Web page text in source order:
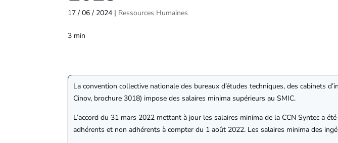
17 / 06 / 2024 | Ressources Humaines
3 min
La convention collective nationale des bureaux d’études techniques, des cabinets
Cinov, brochure 3018) impose des salaires minima supérieurs au SMIC.
L’accord du 31 mars 2022 mettant à jour les salaires minima de la CCN Syntec a
adhérents et non adhérents à compter du 1 août 2022. Les salaires minima des